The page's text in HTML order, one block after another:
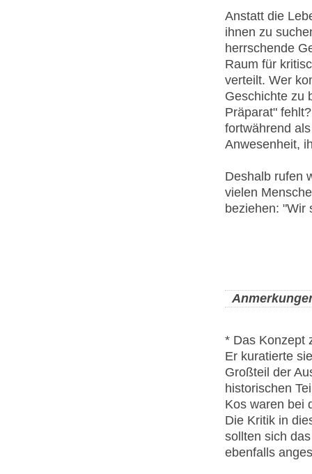
Anstatt die
ihnen zu
herrschende
Raum für
verteilt. Wer
Geschichte zu
Präparat"
fortwährend
Anwesenheit,
Deshalb rufen
vielen
beziehen: "Wir
* Das Konzept
Er kuratierte
Großteil der
historischen
Kos waren bei
Die Kritik in
sollten sich
ebenfalls